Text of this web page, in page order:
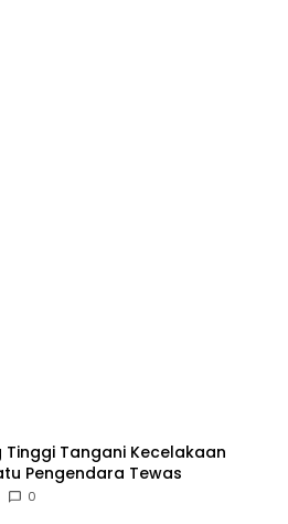
Tinggi Tangani Kecelakaan
Pengendara Tewas
0